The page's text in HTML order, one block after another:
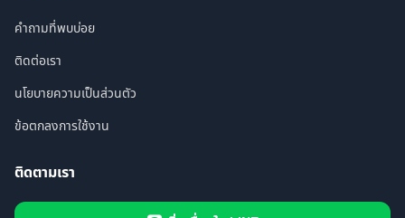
คำถามที่พบบ่อย
ติดต่อเรา
นโยบายความเป็นส่วนตัว
ข้อตกลงการใช้งาน
ติดตามเรา